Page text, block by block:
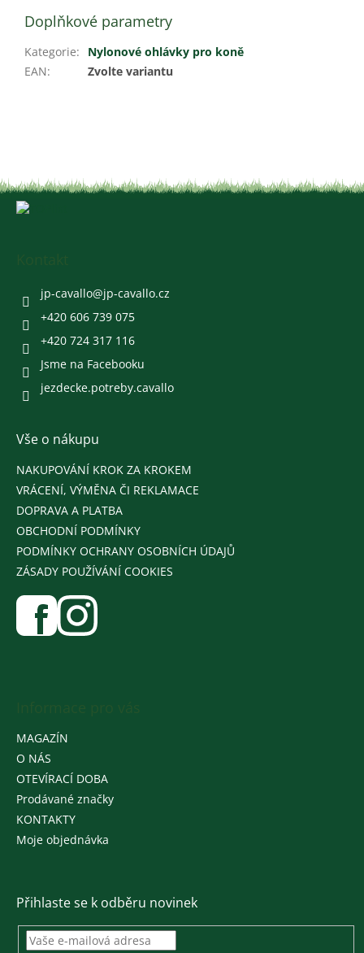
Doplňkové parametry
Kategorie:
Nylonové ohlávky pro koně
EAN: Zvolte variantu
jp-cavallo@jp-cavallo.cz
+420 606 739 075
+420 724 317 116
Jsme na Facebooku
jezdecke.potreby.cavallo
Vše o nákupu
NAKUPOVÁNÍ KROK ZA KROKEM
VRÁCENÍ, VÝMĚNA ČI REKLAMACE
DOPRAVA A PLATBA
OBCHODNÍ PODMÍNKY
PODMÍNKY OCHRANY OSOBNÍCH ÚDAJŮ
ZÁSADY POUŽÍVÁNÍ COOKIES
MAGAZÍN
O NÁS
OTEVÍRACÍ DOBA
Prodávané značky
KONTAKTY
Moje objednávka
Přihlaste se k odběru novinek